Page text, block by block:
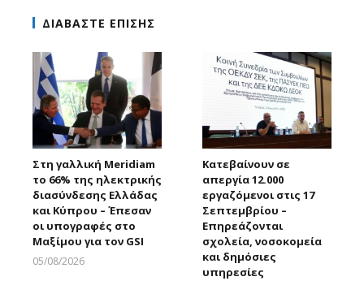
ΔΙΑΒΑΣΤΕ ΕΠΙΣΗΣ
Στη γαλλική Meridiam
το 66% της ηλεκτρικής
διασύνδεσης Ελλάδας
και Κύπρου – Έπεσαν
οι υπογραφές στο
Μαξίμου για τον GSI
05/08/2026
Κατεβαίνουν σε
απεργία 12.000
εργαζόμενοι στις 17
Σεπτεμβρίου –
Επηρεάζονται
σχολεία, νοσοκομεία
και δημόσιες
υπηρεσίες